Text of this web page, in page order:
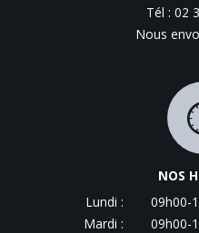
Tél : 02
Nous
NOS
Lundi :
09h00-
Mardi :
09h00-